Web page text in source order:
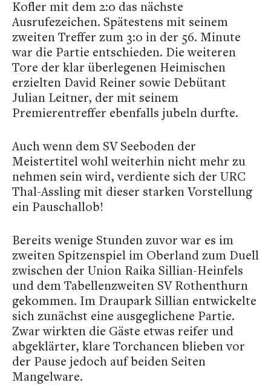
Kofler mit dem 2:0 das nächste
Ausrufezeichen. Spätestens mit seinem
zweiten Treffer zum 3:0 in der 56. Minute
war die Partie entschieden. Die weiteren
Tore der klar überlegenen Heimischen
erzielten David Reiner sowie Debütant
Julian Leitner, der mit seinem
Premierentreffer ebenfalls jubeln durfte.
Auch wenn dem SV Seeboden der
Meistertitel wohl weiterhin nicht mehr zu
nehmen sein wird, verdiente sich der URC
Thal-Assling mit dieser starken Vorstellung
ein Pauschallob!
Bereits wenige Stunden zuvor war es im
zweiten Spitzenspiel im Oberland zum Duell
zwischen der Union Raika Sillian-Heinfels
und dem Tabellenzweiten SV Rothenthurn
gekommen. Im Draupark Sillian entwickelte
sich zunächst eine ausgeglichene Partie.
Zwar wirkten die Gäste etwas reifer und
abgeklärter, klare Torchancen blieben vor
der Pause jedoch auf beiden Seiten
Mangelware.